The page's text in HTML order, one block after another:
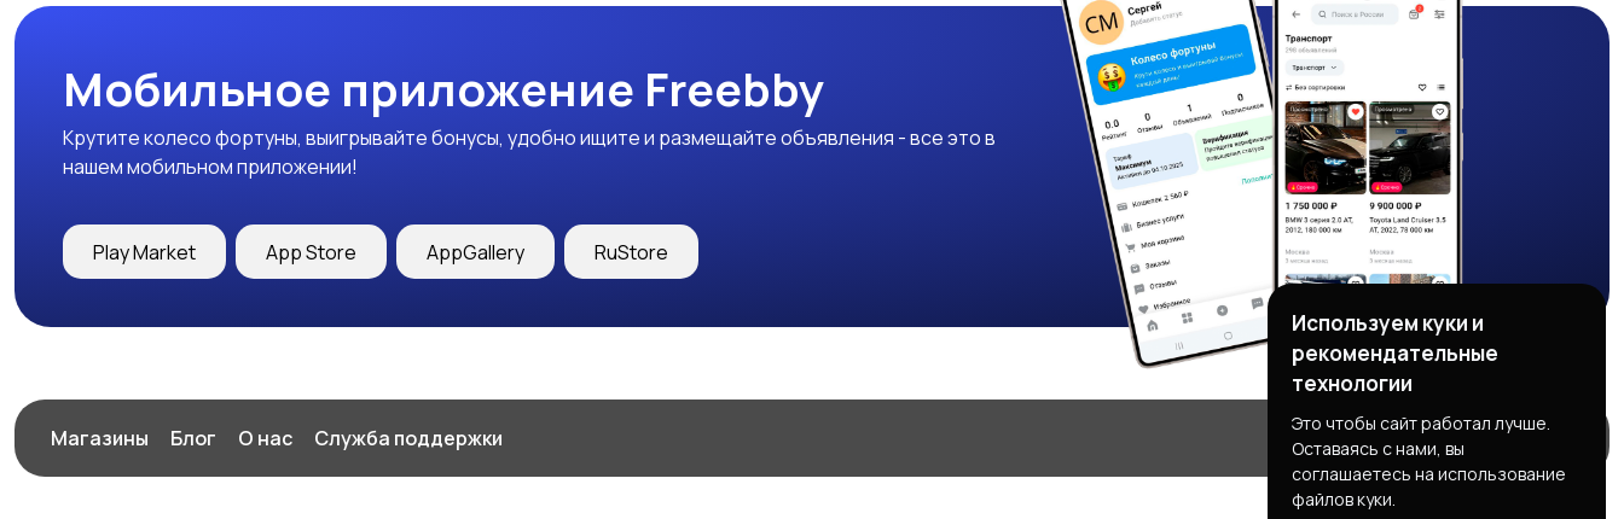
Мобильное приложение Freebby
Крутите колесо фортуны, выигрывайте бонусы, удобно ищите и размещайте объявления - все это в
нашем мобильном приложении!
Play Market App Store AppGallery RuStore
Магазины Блог О нас Служба поддержки
Используем куки и
рекомендательные
технологии
Это чтобы сайт работал лучше.
Оставаясь с нами, вы
соглашаетесь на использование
файлов куки.